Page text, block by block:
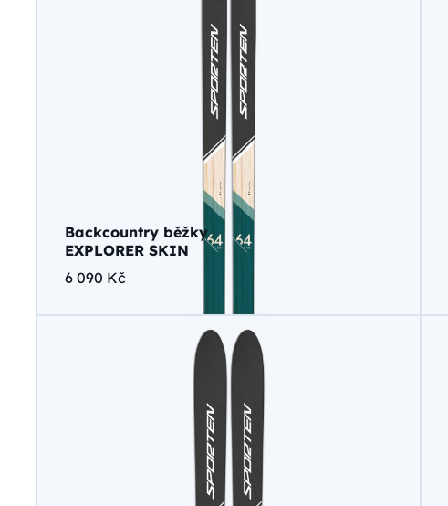
Backcountry běžky
EXPLORER SKIN
6 090 Kč